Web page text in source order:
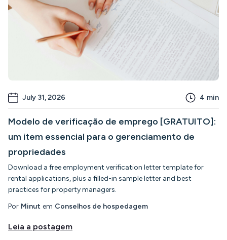
July 31, 2026 4 min
Modelo de verificação de emprego [GRATUITO]:
um item essencial para o gerenciamento de
propriedades
Download a free employment verification letter template for
rental applications, plus a filled-in sample letter and best
practices for property managers.
Por Minut em Conselhos de hospedagem
Leia a postagem